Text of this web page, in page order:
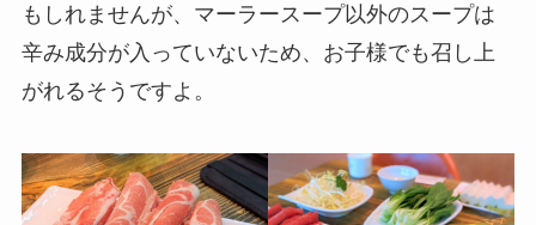
もしれませんが、マーラースープ以外のスープは
辛み成分が入っていないため、お子様でも召し上
がれるそうですよ。